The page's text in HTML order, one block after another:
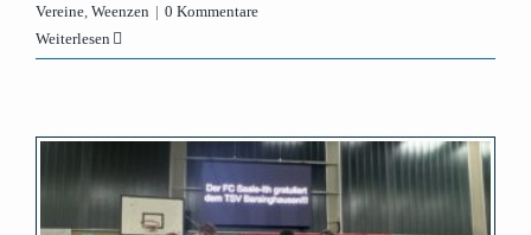
Vereine Weenzen | 0 Kommentare
Weiterlesen